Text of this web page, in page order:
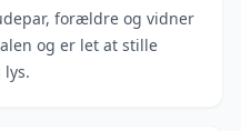
forældre og vidner
og er let at stille